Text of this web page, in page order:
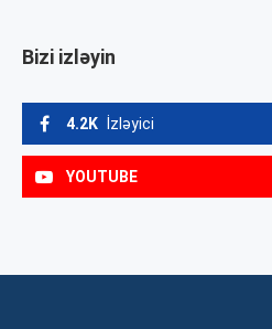
Bizi izləyin
4.2K İzləyici
YOUTUBE